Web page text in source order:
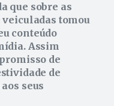
que sobre as
tomou
conteúdo
Assim
de
de
seus